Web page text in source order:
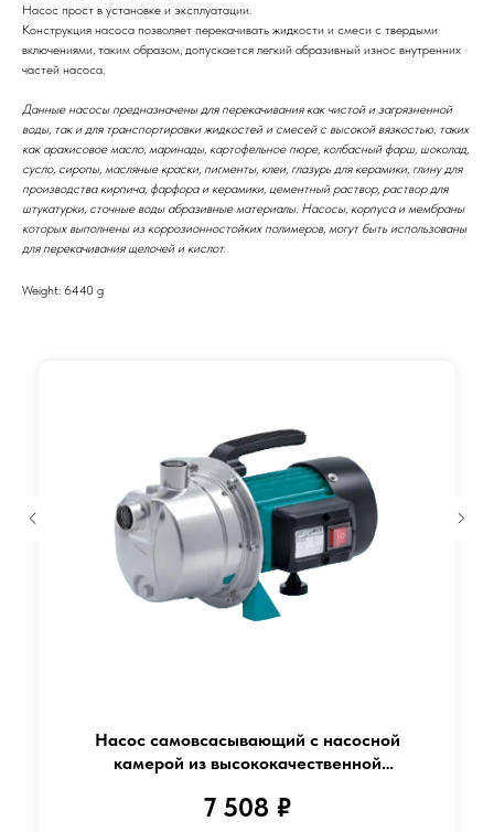
Насос прост в установке и эксплуатации.
Конструкция насоса позволяет перекачивать жидкости и смеси с твердыми
включениями, таким образом, допускается легкий абразивный износ внутренних
частей насоса.
Данные насосы предназначены для перекачивания как чистой и загрязненной
воды, так и для транспортировки жидкостей и смесей с высокой вязкостью, таких
как арахисовое масло, маринады, картофельное пюре, колбасный фарш, шоколад,
сусло, сиропы, масляные краски, пигменты, клеи, глазурь для керамики, глину для
производства кирпича, фарфора и керамики, цементный раствор, раствор для
штукатурки, сточные воды абразивные материалы. Насосы, корпуса и мембраны
которых выполнены из коррозионностойких полимеров, могут быть использованы
для перекачивания щелочей и кислот.
Weight: 6440 g
Насос самовсасывающий с насосной
камерой из высококачественной
модель EKJ-802S
7 508 ₽